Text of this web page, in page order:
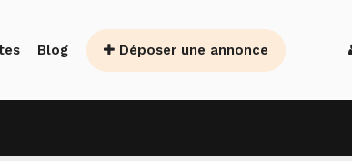
Blog Déposer une annonce